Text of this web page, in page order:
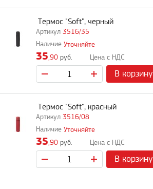
3516/35
Термос "Soft", черный
Уточняйте
35,90 руб.
В корзину
3516/08
Термос "Soft", красный
Уточняйте
35,90 руб.
В корзину